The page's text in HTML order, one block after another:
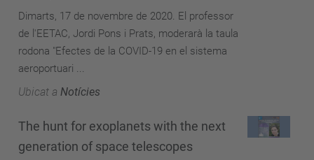
Dimarts, 17 de novembre de 2020. El professor
de l'EETAC, Jordi Pons i Prats, moderarà la taula
rodona "Efectes de la COVID-19 en el sistema
aeroportuari ...
Ubicat a Notícies
The hunt for exoplanets with the next
generation of space telescopes